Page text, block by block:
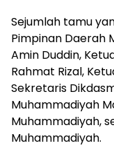
Sejumlah tamu
Pimpinan Daerah
Amin Duddin,
Rahmat Rizal,
Sekretaris
Muhammadiyah
Muhammadiyah,
Muhammadiyah.